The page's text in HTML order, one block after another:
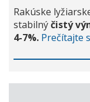
Rakúske
stabilnýčistý
4-7%. Prečítajte